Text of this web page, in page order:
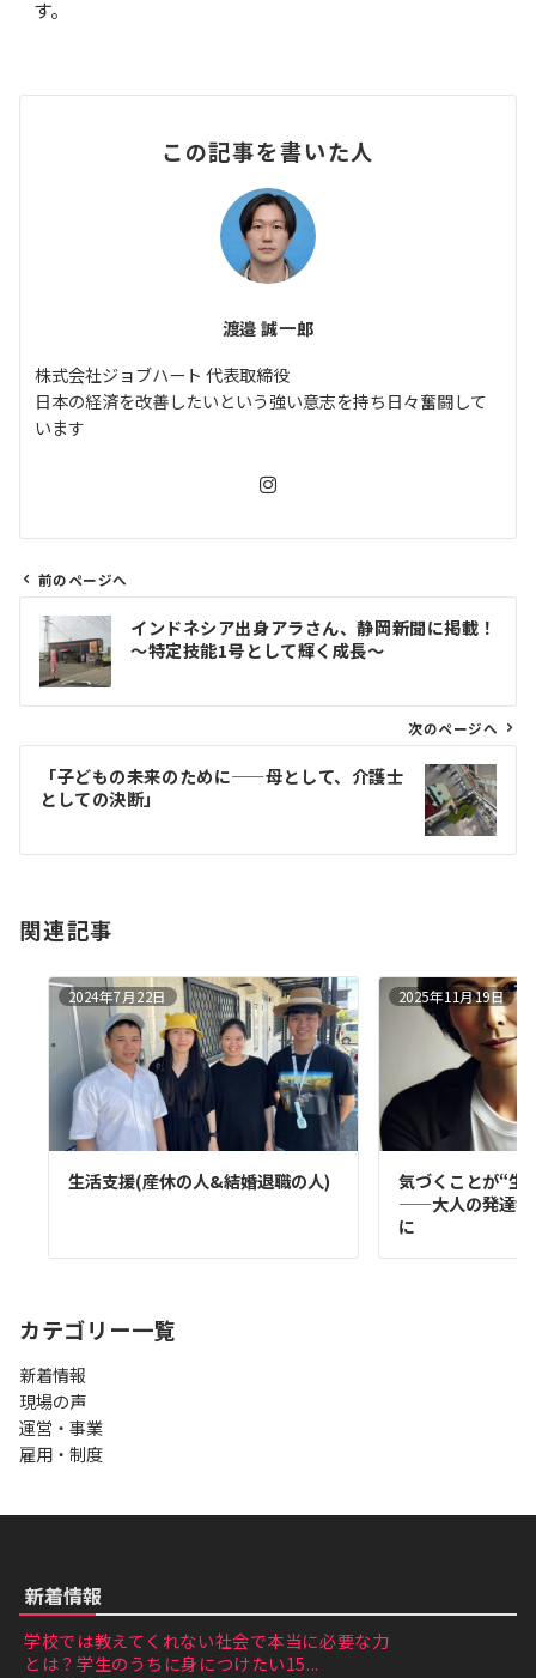
す。
この記事を書いた人
渡邉 誠一郎
株式会社ジョブハート 代表取締役
日本の経済を改善したいという強い意志を持ち日々奮闘して
います
ビ
ン
前のページへ
インドネシア出身アラさん、静岡新聞に掲載！
～特定技能1号として輝く成長～
次のページへ
「子どもの未来のために——母として、介護士
としての決断」
関連記事
2024年7月22日
生活支援(産休の人&結婚退職の人)
2025年11月19日
気づくことが“生
——大人の発達特
に
カテゴリー一覧
新着情報
現場の声
運営・事業
雇用・制度
新着情報
学校では教えてくれない社会で本当に必要な力
とは？学生のうちに身につけたい15...